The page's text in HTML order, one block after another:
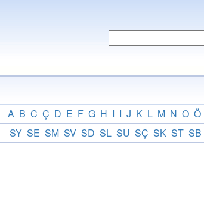
A B C Ç D E F G H I I J K L M N O Ö
SY SE SM SV SD SL SU SÇ SK ST SB